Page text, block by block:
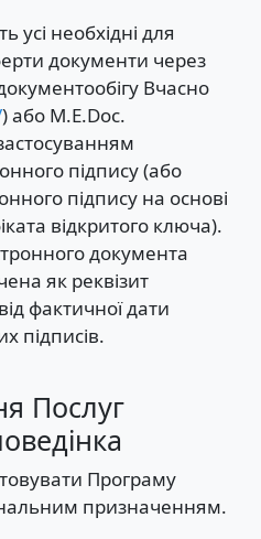
усі необхідні для
документи через
Вчасно
) або M.E.Doc.
підпису (або
підпису на основі
відкритого ключа).
документа
як реквізит
фактичної дати
підписів.
Послуг
Програму
призначенням.